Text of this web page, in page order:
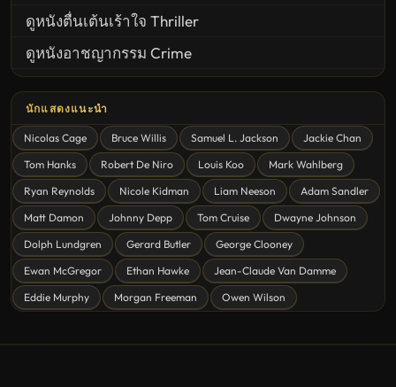
ดูหนังตื่นเต้นเร้าใจ Thriller
ดูหนังอาชญากรรม Crime
ดูหนังสยองขวัญ Horror
ดูหนังโรแมนติก Romance
หนังชีวิต
ดูหนังแฟนตาซี Fantasy
ดูหนังลึกลับ Mystery
ดูหนังอนิเมชั่น Animation
ดูหนังไซไฟ Sci-Fi
นักแสดงแนะนำ
Nicolas Cage Bruce Willis Samuel L. Jackson
Jackie Chan
Tom Hanks
Robert De Niro Louis Koo
Mark Wahlberg
Ryan Reynolds
Nicole Kidman Liam Neeson
Adam Sandler
Matt Damon
Johnny Depp Tom Cruise
Dwayne Johnson
Dolph Lundgren
Gerard Butler
George Clooney
Ewan McGregor
Ethan Hawke
Jean-Claude Van Damme
Eddie Murphy
Morgan Freeman Owen Wilson